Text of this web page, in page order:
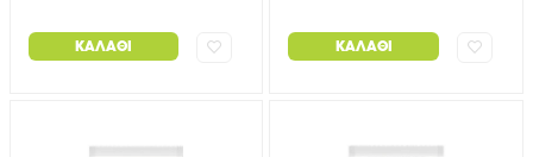
ΚΑΛΆΘΙ ΚΑΛΆΘΙ